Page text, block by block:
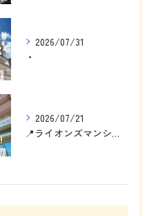
2026/07/31
・
2026/07/21
📍ライオンズマンション浦添宮城